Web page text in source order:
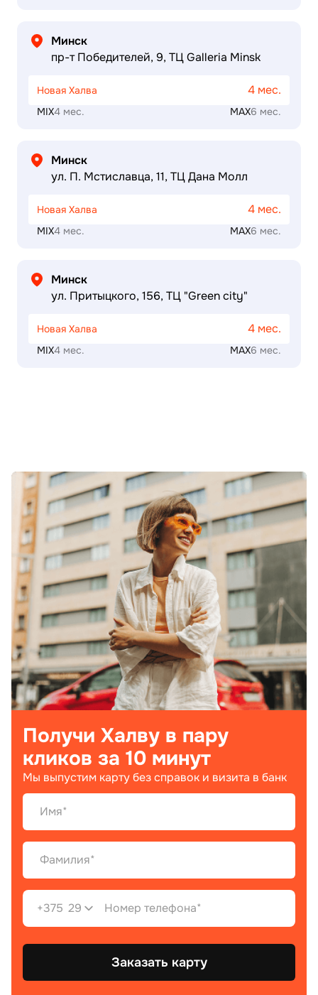
Минск
пр-т Победителей, 9, ТЦ Galleria Minsk
MIX4 мес. MAX6 мес.
Новая Халва 4 мес.
Минск
ул. П. Мстиславца, 11, ТЦ Дана Молл
MIX4 мес. MAX6 мес.
Новая Халва 4 мес.
Минск
ул. Притыцкого, 156, ТЦ "Green city"
MIX4 мес. MAX6 мес.
Новая Халва 4 мес.
Получи Халву в пару
кликов за 10 минут
Мы выпустим карту без справок и визита в банк
+375 29
Заказать карту